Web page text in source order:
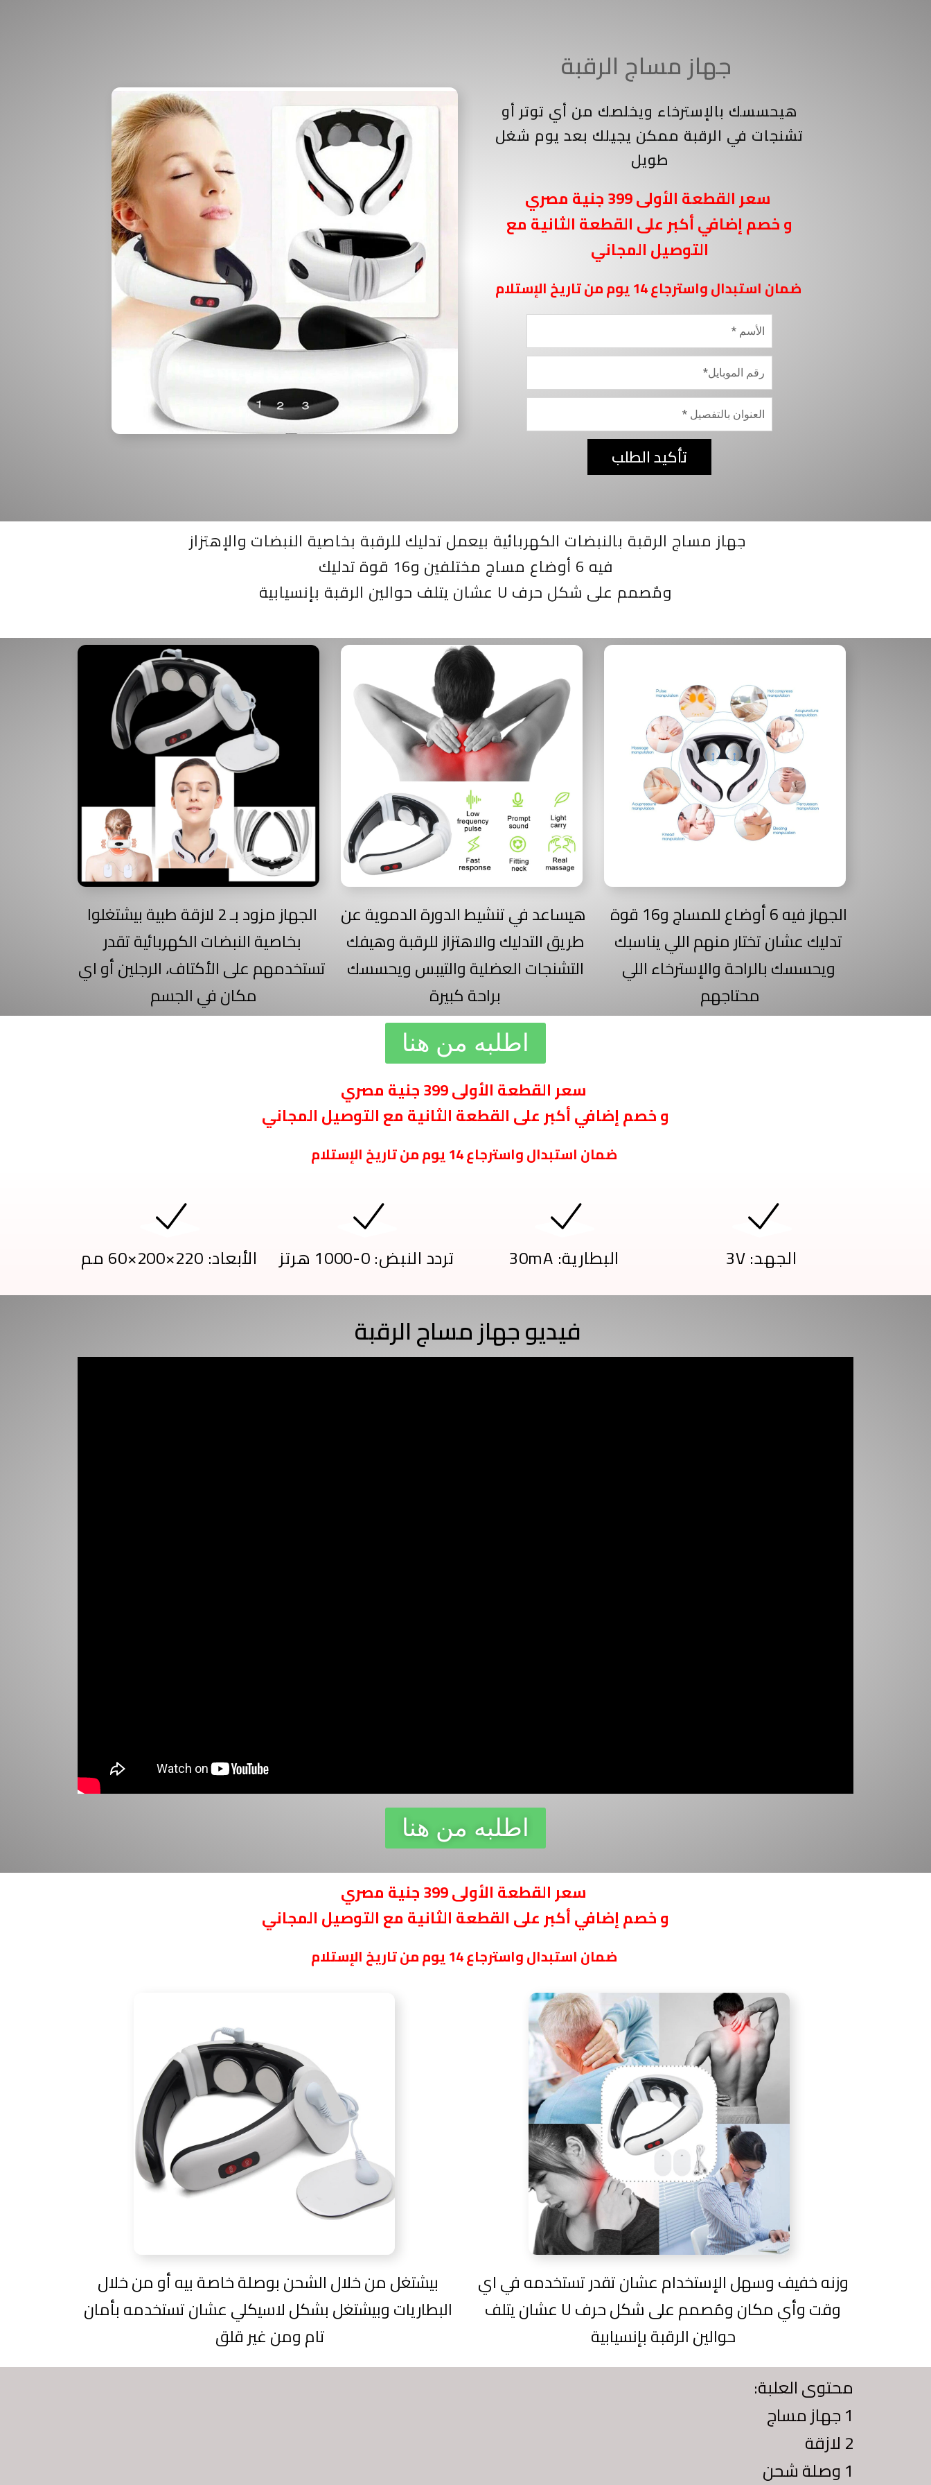
هيحسسك بالإسترخاء ويخلصك من أي توتر أو
تشنجات في الرقبة ممكن يجيلك بعد يوم شغل
طويل
و خصم إضافي أكبر على القطعة الثانية مع
التوصيل المجاني
تأكيد الطلب
جهاز مساج الرقبة بالنبضات الكهربائية بيعمل تدليك للرقبة بخاصية النبضات والإهتزاز
فيه 6 أوضاع مساج مختلفين و16 قوة تدليك
ومٌصمم على شكل حرف U عشان يتلف حوالين الرقبة بإنسيابية
الجهاز مزود بـ 2 لازقة طبية بيشتغلوا
بخاصية النبضات الكهربائية تقدر
تستخدمهم على الأكتاف، الرجلين أو اي
مكان في الجسم
هيساعد في تنشيط الدورة الدموية عن
طريق التدليك والاهتزاز للرقبة وهيفك
التشنجات العضلية والتيبس ويحسسك
براحة كبيرة
الجهاز فيه 6 أوضاع للمساج و16 قوة
تدليك عشان تختار منهم اللي يناسبك
ويحسسك بالراحة والإسترخاء اللي
محتاجهم
اطلبه من هنا
و خصم إضافي أكبر على القطعة الثانية مع التوصيل المجاني
الأبعاد: 220×200×60 مم تردد النبض: 0-1000 هرتز البطارية: 30mA الجهد: 3V
فيديو جهاز مساج الرقبة
اطلبه من هنا
و خصم إضافي أكبر على القطعة الثانية مع التوصيل المجاني
بيشتغل من خلال الشحن بوصلة خاصة بيه أو من خلال
البطاريات وبيشتغل بشكل لاسيكلي عشان تستخدمه بأمان
تام ومن غير قلق
وزنه خفيف وسهل الإستخدام عشان تقدر تستخدمه في اي
وقت وأي مكان و
مٌصمم على شكل حرف U عشان يتلف
حوالين الرقبة بإنسيابية
محتوى العلبة:
1 جهاز مساج
2 لازقة
1 وصلة شحن